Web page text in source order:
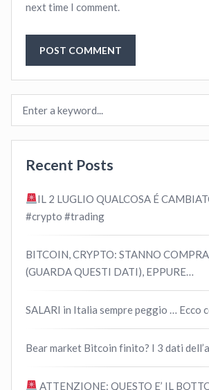
next time I comment.
Recent Posts
IL 2 LUGLIO QUALCOSA É
#crypto #trading
BITCOIN, CRYPTO: STANNO
(GUARDA QUESTI DATI), EPPURE…
SALARI in Italia sempre peggio … Ecco
Bear market Bitcoin finito? I 3 dati
ATTENZIONE: QUESTO E’ IL